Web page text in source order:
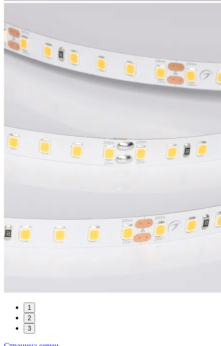
1
2
3